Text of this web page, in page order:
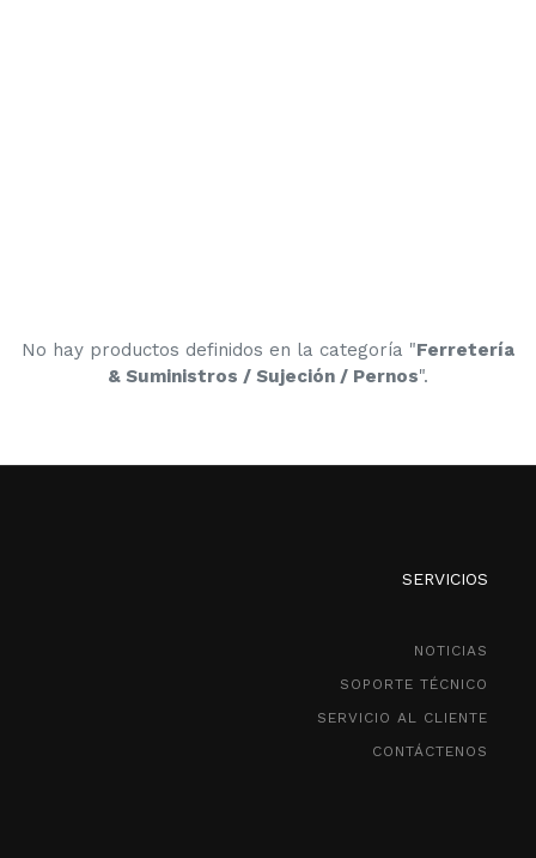
No hay productos definidos en la categoría "Ferretería
& Suministros / Sujeción / Pernos".
SERVICIOS
NOTICIAS
SOPORTE TÉCNICO
SERVICIO AL CLIENTE
CONTÁCTENOS